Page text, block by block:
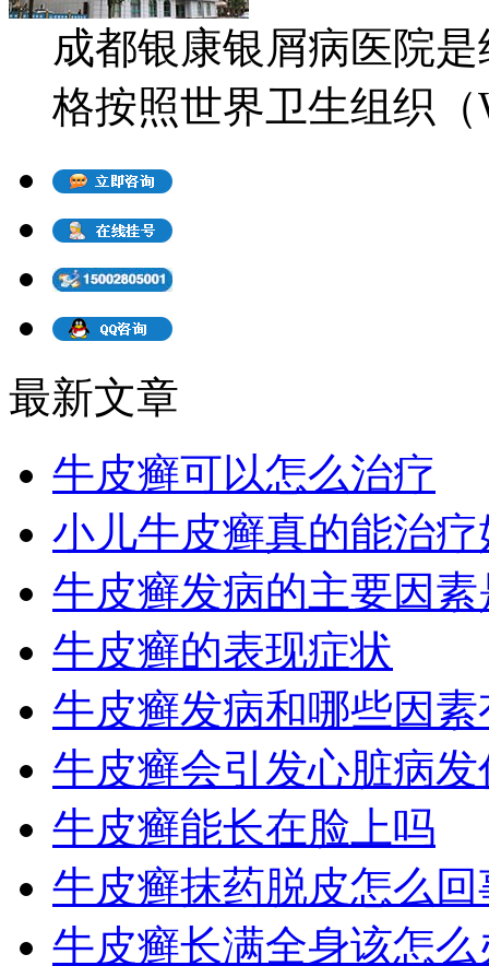
成都银康银屑病医院
格按照世界卫生组织（
最新文章
牛皮癣可以怎么治疗
小儿牛皮癣真的能治疗
牛皮癣发病的主要因
牛皮癣的表现症状
牛皮癣发病和哪些因素
牛皮癣会引发心脏病发
牛皮癣能长在脸上吗
牛皮癣抹药脱皮怎么回
牛皮癣长满全身该怎么